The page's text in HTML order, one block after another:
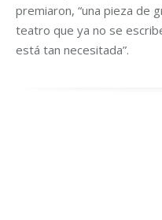
premiaron, “una pieza de
teatro que ya no se
está tan necesitada”.